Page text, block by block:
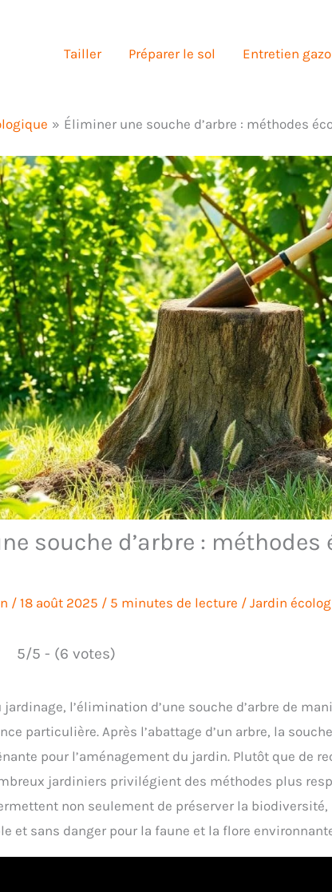
Tailler Préparer le sol Entretien
Éliminer une souche d’arbre : méthodes
souche d’arbre : méthodes
/ 18 août 2025 / 5 minutes de lecture / Jardin
5/5 - (6 votes)
jardinage, l’élimination d’une souche d’arbre de
particulière. Après l’abattage d’un arbre, la
pour l’aménagement du jardin. Plutôt que de
jardiniers privilégient des méthodes plus
non seulement de préserver la biodiversité,
et sans danger pour la faune et la flore